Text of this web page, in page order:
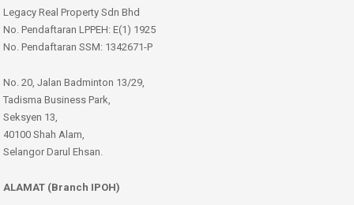
Legacy Real Property Sdn Bhd
No. Pendaftaran LPPEH: E(1) 1925
No. Pendaftaran SSM: 1342671-P
No. 20, Jalan Badminton 13/29,
Tadisma Business Park,
Seksyen 13,
40100 Shah Alam,
Selangor Darul Ehsan.
ALAMAT (Branch IPOH)